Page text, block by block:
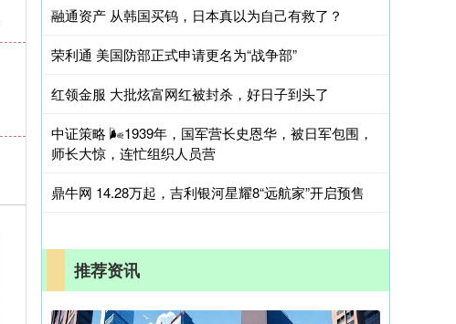
融通资产 从韩国买钨，日本真以为自己有救了？
荣利通 美国防部正式申请更名为“战争部”
红领金服 大批炫富网红被封杀，好日子到头了
中证策略 🌬1939年，国军营长史恩华，被日军包围，
师长大惊，连忙组织人员营
鼎牛网 14.28万起，吉利银河星耀8“远航家”开启预售
推荐资讯